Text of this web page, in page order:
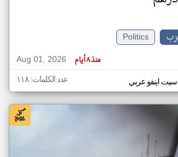
Politics
Aug 01, 2026
منذ ٨ أيام
سيت اينفو عربي عدد الكلمات: ١١٨